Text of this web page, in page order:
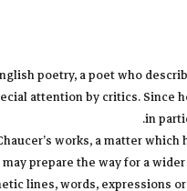
poetry, a poet who
attention by critics.
in
works, a matter
prepare the way for a
lines, words,